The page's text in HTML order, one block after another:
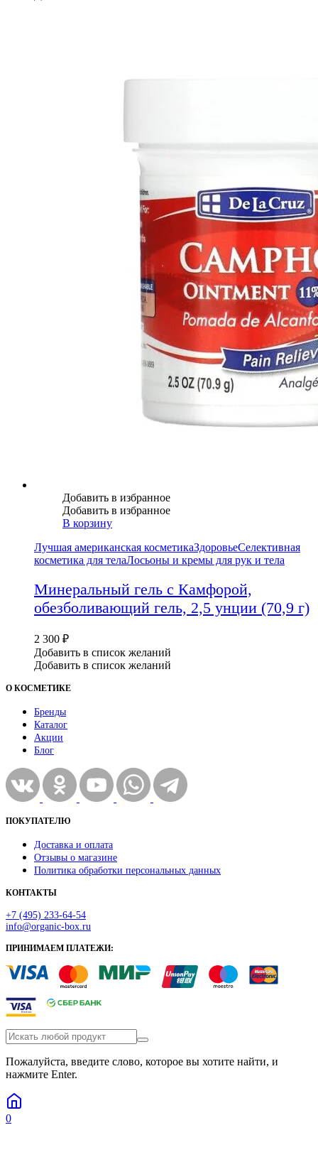
Добавить в избранное
Добавить в избранное
В корзину
Лучшая американская косметикаЗдоровьеСелективная
косметика для телаЛосьоны и кремы для рук и тела
Минеральный гель с Камфорой,
обезболивающий гель, 2,5 унции (70,9 г)
2 300 ₽
Добавить в список желаний
Добавить в список желаний
О КОСМЕТИКЕ
Бренды
Каталог
Акции
Блог
ПОКУПАТЕЛЮ
Доставка и оплата
Отзывы о магазине
Политика обработки персональных данных
КОНТАКТЫ
+7 (495) 233-64-54
info@organic-box.ru
ПРИНИМАЕМ ПЛАТЕЖИ:
Пожалуйста, введите слово, которое вы хотите найти, и
нажмите Enter.
0